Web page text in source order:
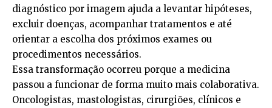
diagnóstico por imagem ajuda a levantar hipóteses,
excluir doenças, acompanhar tratamentos e até
orientar a escolha dos próximos exames ou
procedimentos necessários.
Essa transformação ocorreu porque a medicina
passou a funcionar de forma muito mais colaborativa.
Oncologistas, mastologistas, cirurgiões, clínicos e